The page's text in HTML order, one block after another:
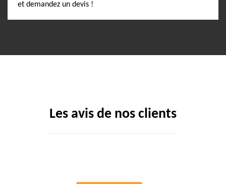
et demandez un devis !
Les avis de nos clients